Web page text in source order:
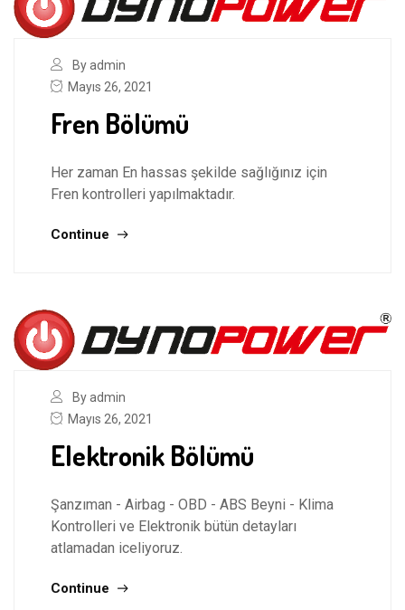
By admin
Mayıs 26, 2021
Fren Bölümü
Her zaman En hassas şekilde sağlığınız için
Fren kontrolleri yapılmaktadır.
Continue
By admin
Mayıs 26, 2021
Elektronik Bölümü
Şanzıman - Airbag - OBD - ABS Beyni - Klima
Kontrolleri ve Elektronik bütün detayları
atlamadan iceliyoruz.
Continue